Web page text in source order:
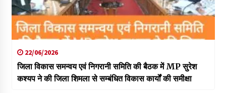
22/06/2026
जिला विकास समन्वय एवं निगरानी समिति की बैठक में MP सुरेश
कश्यप ने की जिला शिमला से सम्बंधित विकास कार्यों की समीक्षा